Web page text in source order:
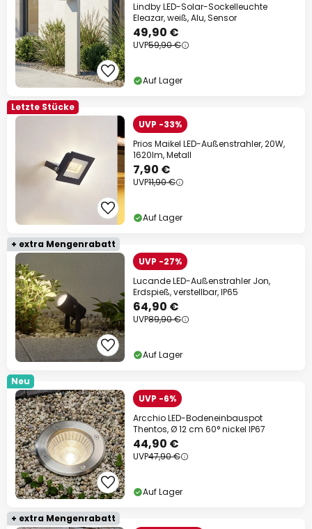
Lindby LED-Solar-Sockelleuchte
Eleazar, weiß, Alu, Sensor
49,90 €
UVP59,90 €
Auf Lager
Letzte Stücke
UVP -33%
Prios Maikel LED-Außenstrahler, 20W,
1620lm, Metall
7,90 €
UVP11,90 €
Auf Lager
+ extra Mengenrabatt
UVP -27%
Lucande LED-Außenstrahler Jon,
Erdspieß, verstellbar, IP65
64,90 €
UVP89,90 €
Auf Lager
Neu
UVP -6%
Arcchio LED-Bodeneinbauspot
Thentos, Ø 12 cm 60° nickel IP67
44,90 €
UVP47,90 €
Auf Lager
+ extra Mengenrabatt